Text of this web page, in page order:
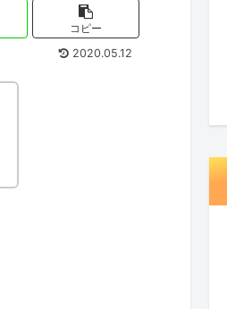
コピー
2020.05.12